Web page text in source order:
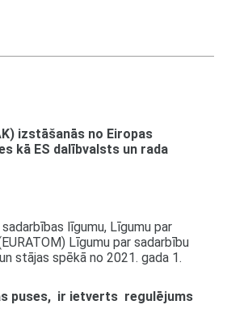
izstāšanās no Eiropas
kā ES dalībvalsts un rada
līgumu, Līgumu par
Līgumu par sadarbību
stājas spēkā no 2021. gada 1.
puses, ir ietverts regulējums